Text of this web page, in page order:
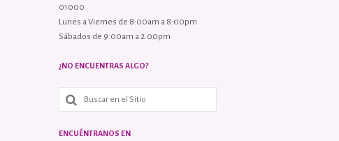
01000
Lunes a Viernes de 8:00am a 8:00pm
Sábados de 9:00am a 2:00pm
¿NO ENCUENTRAS ALGO?
ENCUÉNTRANOS EN